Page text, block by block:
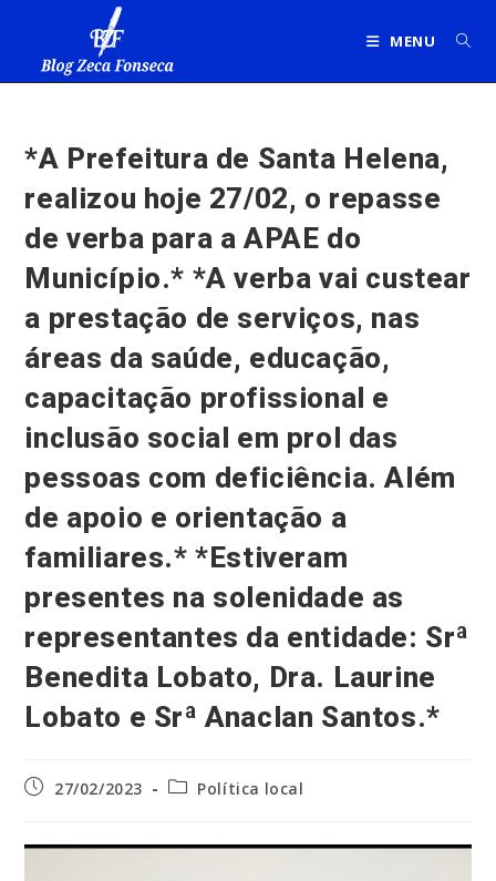
MENU
*A Prefeitura de Santa Helena,
realizou hoje 27/02, o repasse
de verba para a APAE do
Município.* *A verba vai custear
a prestação de serviços, nas
áreas da saúde, educação,
capacitação profissional e
inclusão social em prol das
pessoas com deficiência. Além
de apoio e orientação a
familiares.* *Estiveram
presentes na solenidade as
representantes da entidade: Srª
Benedita Lobato, Dra. Laurine
Lobato e Srª Anaclan Santos.*
Post27/02/2023
Categoria
Política local